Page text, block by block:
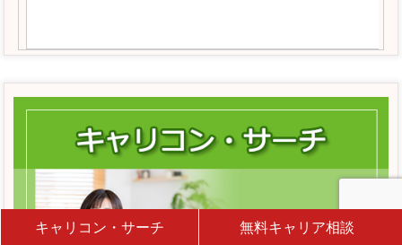
キャリコン・サーチ 無料キャリア相談